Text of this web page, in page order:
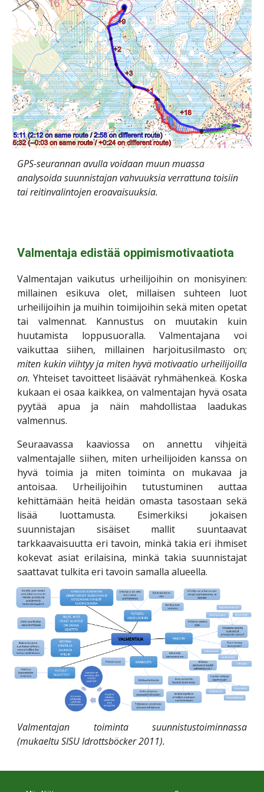
GPS-seurannan avulla voidaan muun muassa
analysoida suunnistajan vahvuuksia verrattuna toisiin
tai reitinvalintojen eroavaisuuksia.
Valmentaja edistää oppimismotivaatiota
Valmentajan vaikutus urheilijoihin on monisyinen:
millainen esikuva olet, millaisen suhteen luot
urheilijoihin ja muihin toimijoihin sekä miten opetat
tai valmennat. Kannustus on muutakin kuin
huutamista loppusuoralla. Valmentajana voi
vaikuttaa siihen, millainen harjoitusilmasto on;
miten kukin viihtyy ja miten hyvä motivaatio urheilijoilla
on. Yhteiset tavoitteet lisäävät ryhmähenkeä. Koska
kukaan ei osaa kaikkea, on valmentajan hyvä osata
pyytää apua ja näin mahdollistaa laadukas
valmennus.
Seuraavassa kaaviossa on annettu vihjeitä
valmentajalle siihen, miten urheilijoiden kanssa on
hyvä toimia ja miten toiminta on mukavaa ja
antoisaa. Urheilijoihin tutustuminen auttaa
kehittämään heitä heidän omasta tasostaan sekä
lisää luottamusta. Esimerkiksi jokaisen
suunnistajan sisäiset mallit suuntaavat
tarkkaavaisuutta eri tavoin, minkä takia eri ihmiset
kokevat asiat erilaisina, minkä takia suunnistajat
saattavat tulkita eri tavoin samalla alueella.
Valmentajan toiminta suunnistustoiminnassa
(mukaeltu SISU Idrottsböcker 2011).